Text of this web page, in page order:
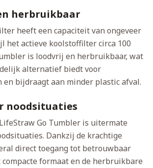
herbruikbaar
heeft een capaciteit van ongeveer
het actieve koolstoffilter circa 100
is loodvrij en herbruikbaar, wat
alternatief biedt voor
en bijdraagt aan minder plastic afval.
noodsituaties
Go Tumbler is uitermate
Dankzij de krachtige
direct toegang tot betrouwbaar
compacte formaat en de herbruikbare